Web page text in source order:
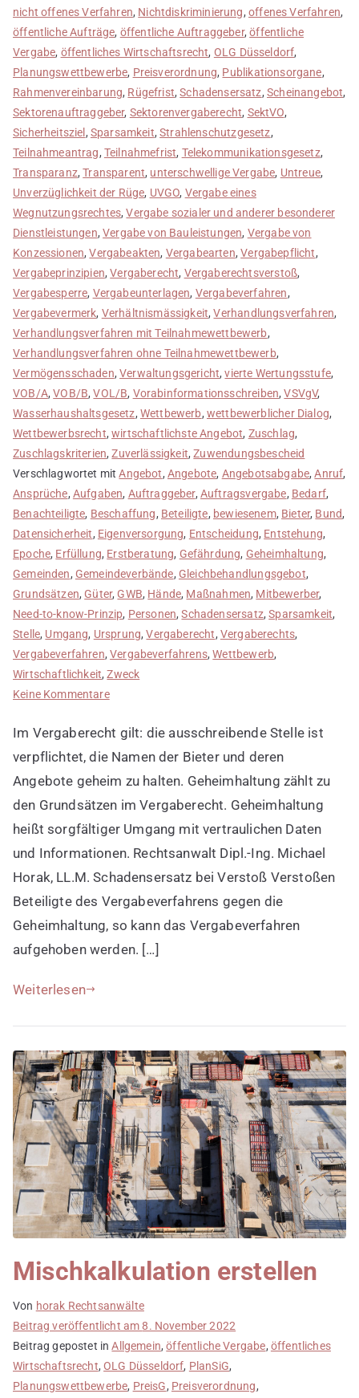
nicht offenes Verfahren, Nichtdiskriminierung,offenes Verfahren,
öffentliche Aufträge, öffentliche Auftraggeber,öffentliche
Vergabe, öffentliches Wirtschaftsrecht, OLG Düsseldorf,
Planungswettbewerbe, Preisverordnung, Publikationsorgane,
Rahmenvereinbarung, Rügefrist,Schadensersatz,Scheinangebot,
Sektorenauftraggeber, Sektorenvergaberecht, SektVO,
Sicherheitsziel , Sparsamkeit,Strahlenschutzgesetz,
Teilnahmeantrag, Teilnahmefrist, Telekommunikationsgesetz,
Transparanz,Transparent, unterschwellige Vergabe, Untreue,
Unverzüglichkeit der Rüge, UVGO, Vergabe eines
Wegnutzungsrechtes,Vergabe sozialer und anderer besonderer
Dienstleistungen,Vergabe von Bauleistungen, Vergabe von
Konzessionen,Vergabeakten, Vergabearten,Vergabepflicht,
Vergabeprinzipien,Vergaberecht, Vergaberechtsverstoß,
Vergabesperre, Vergabeunterlagen, Vergabeverfahren,
Vergabevermerk, Verhältnismässigkeit,Verhandlungsverfahren,
Verhandlungsverfahren mit Teilnahmewettbewerb,
Verhandlungsverfahren ohne Teilnahmewettbewerb,
Vermögensschaden,Verwaltungsgericht,vierte Wertungsstufe,
VOB/A,VOB/B,VOL/B, Vorabinformationsschreiben,VSVgV,
Wasserhaushaltsgesetz, Wettbewerb, wettbewerblicher Dialog,
Wettbewerbsrecht,wirtschaftlichste Angebot, Zuschlag,
Zuschlagskriterien,Zuverlässigkeit,Zuwendungsbescheid
Verschlagwortet mitAngebot, Angebote, Angebotsabgabe,Anruf,
Ansprüche, Aufgaben, Auftraggeber, Auftragsvergabe, Bedarf,
Benachteiligte, Beschaffung, Beteiligte, bewiesenem, Bieter, Bund,
Datensicherheit, Eigenversorgung, Entscheidung, Entstehung,
Epoche, Erfüllung, Erstberatung, Gefährdung, Geheimhaltung,
Gemeinden, Gemeindeverbände, Gleichbehandlungsgebot,
Grundsätzen, Güter, GWB, Hände, Maßnahmen, Mitbewerber,
Need-to-know-Prinzip, Personen,Schadensersatz,Sparsamkeit,
Stelle, Umgang, Ursprung,Vergaberecht, Vergaberechts,
Vergabeverfahren,Vergabeverfahrens,Wettbewerb,
Wirtschaftlichkeit,Zweck
Keine Kommentarezu
wahren
Im Vergaberecht gilt: die ausschreibende Stelle ist
verpflichtet, die Namen der Bieter und deren
Angebote geheim zu halten. Geheimhaltung zählt zu
den Grundsätzen im Vergaberecht. Geheimhaltung
heißt sorgfältiger Umgang mit vertraulichen Daten
und Informationen. Rechtsanwalt Dipl.-Ing. Michael
Horak, LL.M. Schadensersatz bei Verstoß Verstoßen
Beteiligte des Vergabeverfahrens gegen die
Geheimhaltung, so kann das Vergabeverfahren
aufgehoben werden. […]
Weiterlesen
Mischkalkulation erstellen
Von horak Rechtsanwälte
Beitrag veröffentlicht am8. November 2022
Beitrag gepostet inAllgemein,öffentliche Vergabe, öffentliches
Wirtschaftsrecht,OLG Düsseldorf, PlanSiG,
Planungswettbewerbe, PreisG, Preisverordnung,